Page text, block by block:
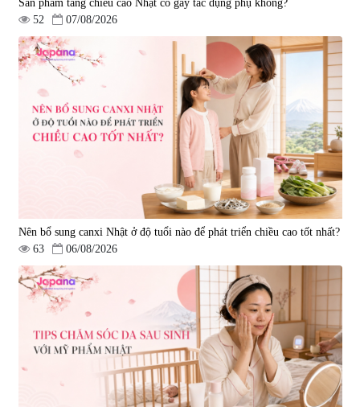
Sản phẩm tăng chiều cao Nhật có gây tác dụng phụ không?
52
07/08/2026
Nên bổ sung canxi Nhật ở độ tuổi nào để phát triển chiều cao tốt nhất?
63
06/08/2026